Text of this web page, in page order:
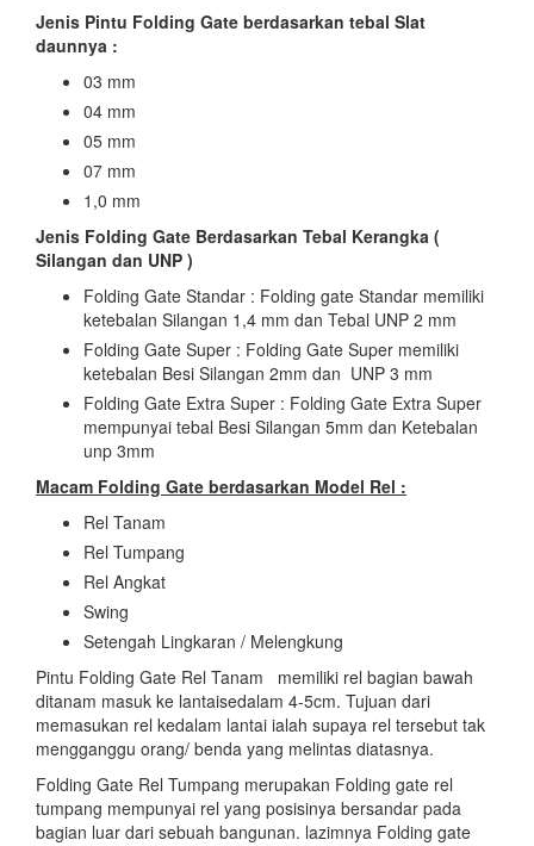
Jenis Pintu Folding Gate berdasarkan tebal Slat
daunnya :
03 mm
04 mm
05 mm
07 mm
1,0 mm
Jenis Folding Gate Berdasarkan Tebal Kerangka (
Silangan dan UNP )
Folding Gate Standar : Folding gate Standar memiliki
ketebalan Silangan 1,4 mm dan Tebal UNP 2 mm
Folding Gate Super : Folding Gate Super memiliki
ketebalan Besi Silangan 2mm dan UNP 3 mm
Folding Gate Extra Super : Folding Gate Extra Super
mempunyai tebal Besi Silangan 5mm dan Ketebalan
unp 3mm
Macam Folding Gate berdasarkan Model Rel :
Rel Tanam
Rel Tumpang
Rel Angkat
Swing
Setengah Lingkaran / Melengkung
Pintu Folding Gate Rel Tanam memiliki rel bagian bawah
ditanam masuk ke lantaisedalam 4-5cm. Tujuan dari
memasukan rel kedalam lantai ialah supaya rel tersebut tak
mengganggu orang/ benda yang melintas diatasnya.
Folding Gate Rel Tumpang merupakan Folding gate rel
tumpang mempunyai rel yang posisinya bersandar pada
bagian luar dari sebuah bangunan. lazimnya Folding gate